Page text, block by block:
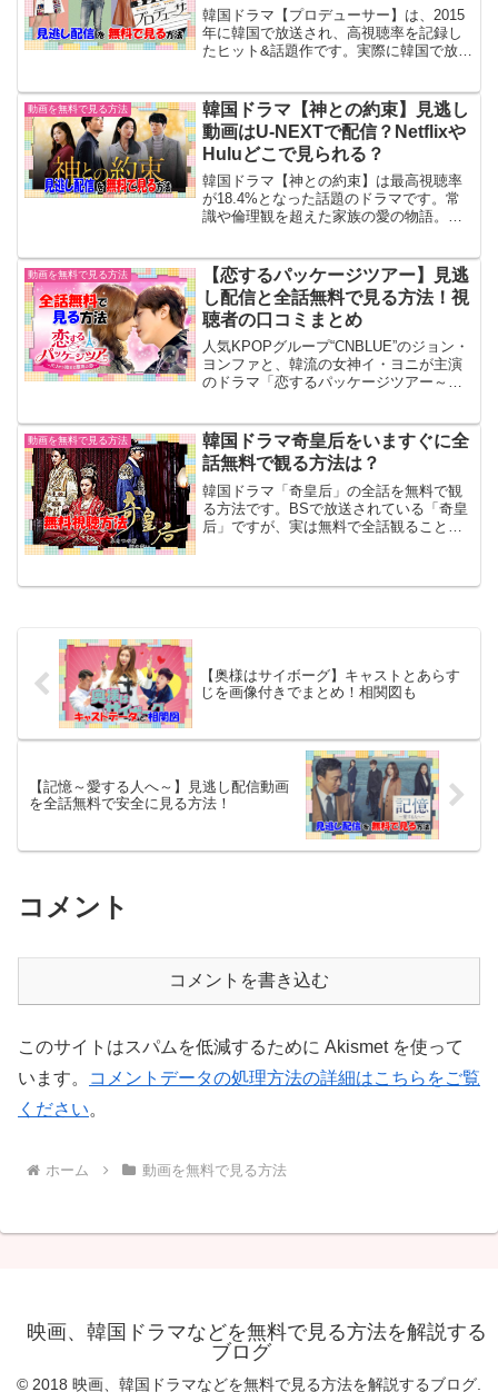
韓国ドラマ【プロデューサー】は、2015
年に韓国で放送され、高視聴率を記録し
たヒット&話題作です。実際に韓国で放送
に織り込んでいるため、テレビ局が舞台
のドラマにリアリ...
動画を無料で見る方法
韓国ドラマ【神との約束】見逃し
動画はU-NEXTで配信？Netflixや
Huluどこで見られる？
韓国ドラマ【神との約束】は最高視聴率
が18.4%となった話題のドラマです。常
識や倫理観を超えた家族の愛の物語。女
見たい方に動画をお得に安全に見る方法
を調べました。【神と...
動画を無料で見る方法
【恋するパッケージツアー】見逃
し配信と全話無料で見る方法！視
聴者の口コミまとめ
人気KPOPグループ“CNBLUE”のジョン・
ヨンファと、韓流の女神イ・ヨニが主演
のドラマ「恋するパッケージツアー～パ
ました。【恋するパッケージツアー】見
逃し配信を無料...
動画を無料で見る方法
韓国ドラマ奇皇后をいますぐに全
話無料で観る方法は？
韓国ドラマ「奇皇后」の全話を無料で観
る方法です。BSで放送されている「奇皇
后」ですが、実は無料で全話観ることが
【奥様はサイボーグ】キャストとあらす
じを画像付きでまとめ！相関図も
【記憶～愛する人へ～】見逃し配信動画
を全話無料で安全に見る方法！
コメント
コメントを書き込む
このサイトはスパムを低減するために Akismet を使って
います。
コメントデータの処理方法の詳細はこちらをご覧
ください。
ホーム 動画を無料で見る方法
映画、韓国ドラマなどを無料で見る方法を解説する
ブログ
© 2018 映画、韓国ドラマなどを無料で見る方法を解説するブログ.